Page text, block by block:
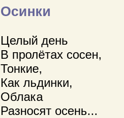
Осинки
Целый день
В пролётах сосен,
Тонкие,
Как льдинки,
Облака
Разносят осень...